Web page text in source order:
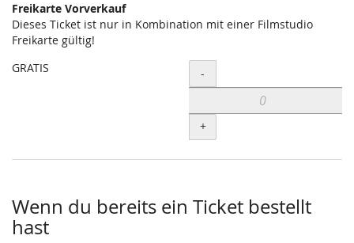
Freikarte Vorverkauf
Dieses Ticket ist nur in Kombination mit einer Filmstudio
Freikarte gültig!
GRATIS
Menge
-
+
Wenn du bereits ein Ticket bestellt
hast